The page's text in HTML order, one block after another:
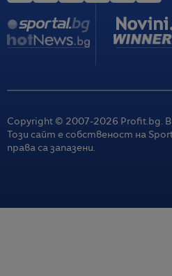
Copyright © 2007-2026 Profit.bg.
Този сайт е собственост на
права са запазени.